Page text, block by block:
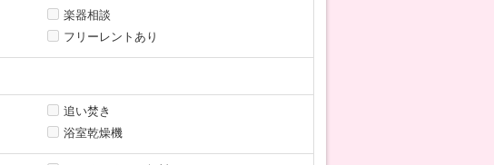
楽器相談
フリーレントあり
追い焚き
浴室乾燥機